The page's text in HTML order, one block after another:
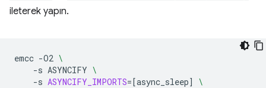
ileterek yapın.
emcc -O2 \
-s ASYNCIFY \
-s ASYNCIFY_IMPORTS=[async_sleep]
\